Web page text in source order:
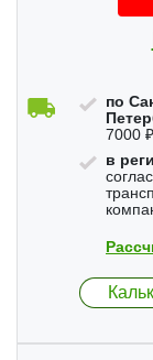
по
7000 ₽
в